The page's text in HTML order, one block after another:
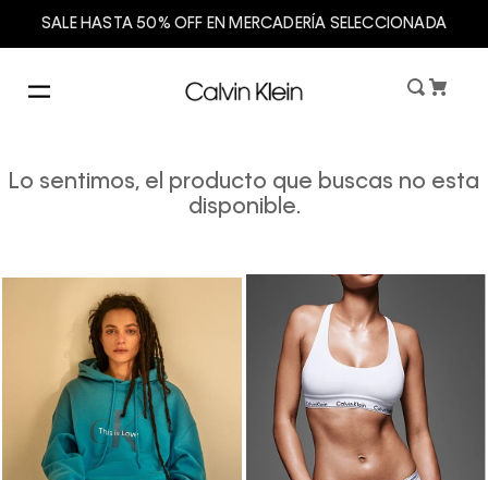
SALE HASTA 50% OFF EN MERCADERÍA SELECCIONADA
Lo sentimos, el producto que buscas no esta
disponible.